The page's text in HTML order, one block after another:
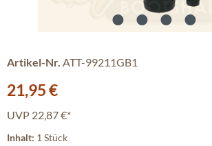
Artikel-Nr. ATT-99211GB1
Verkaufspreis:
21,95 €
UVP 22,87 €*
Inhalt: 1 Stück